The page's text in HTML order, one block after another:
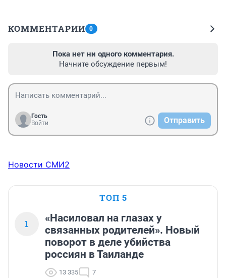
КОММЕНТАРИИ 0
Пока нет ни одного комментария.
Начните обсуждение первым!
Гость
Войти
Отправить
Новости СМИ2
ТОП 5
1
«Насиловал на глазах у
связанных родителей». Новый
поворот в деле убийства
россиян в Таиланде
13 335 7